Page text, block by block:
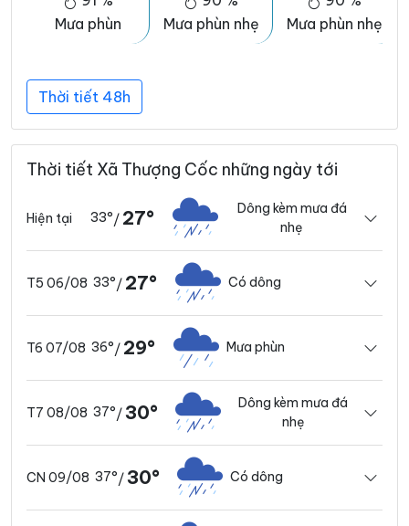
Mưa phùn
Mưa phùn nhẹ
Mưa phùn nhẹ
Thời tiết 48h
Thời tiết Xã Thượng Cốc những ngày tới
Hiện tại 33°/ 27°
Dông kèm mưa đá
nhẹ
T5 06/08 33°/ 27° Có dông
T6 07/08 36°/ 29° Mưa phùn
T7 08/08 37°/30°
Dông kèm mưa đá
nhẹ
CN 09/08 37°/30° Có dông